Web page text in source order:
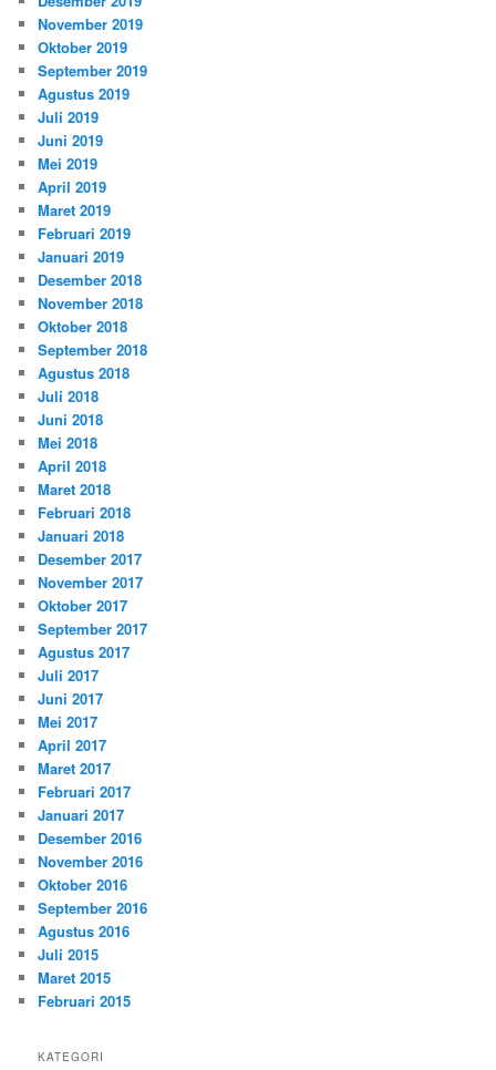
November 2019
Oktober 2019
September 2019
Agustus 2019
Juli 2019
Juni 2019
Mei 2019
April 2019
Maret 2019
Februari 2019
Januari 2019
Desember 2018
November 2018
Oktober 2018
September 2018
Agustus 2018
Juli 2018
Juni 2018
Mei 2018
April 2018
Maret 2018
Februari 2018
Januari 2018
Desember 2017
November 2017
Oktober 2017
September 2017
Agustus 2017
Juli 2017
Juni 2017
Mei 2017
April 2017
Maret 2017
Februari 2017
Januari 2017
Desember 2016
November 2016
Oktober 2016
September 2016
Agustus 2016
Juli 2015
Maret 2015
Februari 2015
KATEGORI